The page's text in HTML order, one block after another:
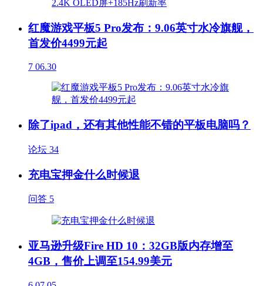
红魔游戏平板5 Pro发布：9.06英寸水冷旗舰，
首发价4499元起
7 06.30
除了ipad，还有其他性能不错的平板电脑吗？
论坛 34
充电宝押金什么时候退
问答 5
亚马逊升级Fire HD 10：32GB版内存增至
4GB，售价上调至154.99美元